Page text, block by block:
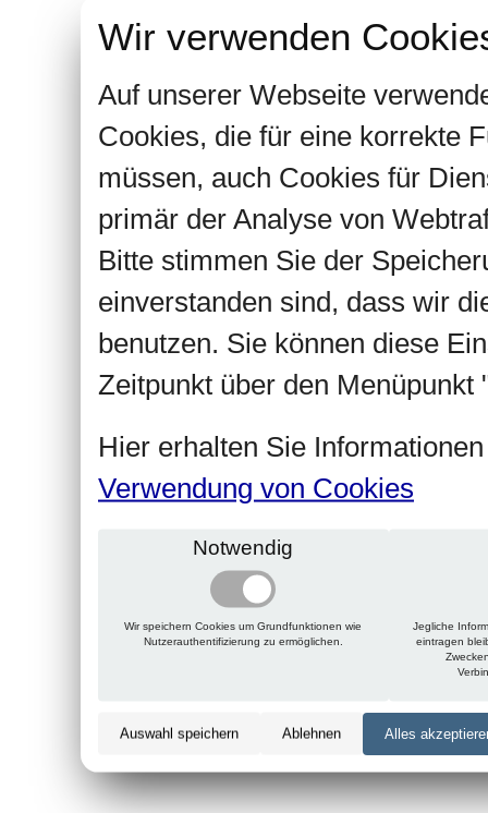
Wir verwenden
Auf unserer Webseite
Cookies, die für eine korrekte
müssen, auch Cookies für
primär der Analyse von
Bitte stimmen Sie der
einverstanden sind, dass wir
benutzen. Sie können diese
Zeitpunkt über den Menüpunkt
Hier erhalten Sie
Verwendung von Cookies
Notwendig
Wir speichern Cookies um Grundfunktionen wie
Nutzerauthentifizierung zu ermöglichen.
Jegliche
eintragen
Auswahl speichern Ablehnen Alles